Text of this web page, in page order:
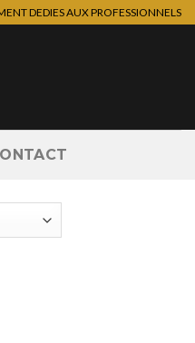
DEDIES AUX PROFESSIONNELS